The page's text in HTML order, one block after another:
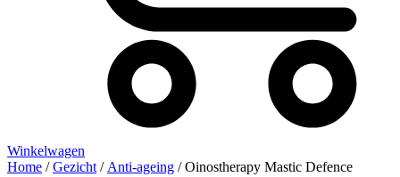
Winkelwagen
Home /Gezicht / Anti-ageing / Oinostherapy Mastic Defence